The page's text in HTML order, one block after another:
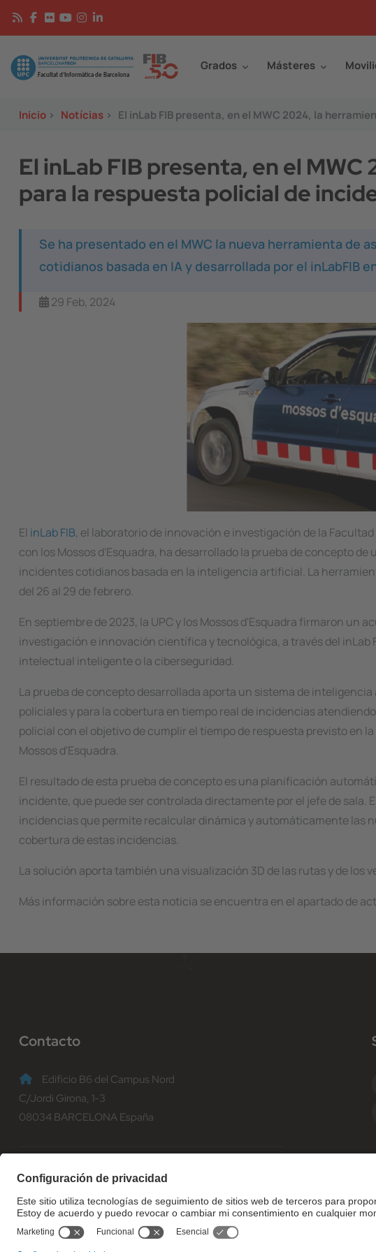
Pasar al contenido principal
Image Grados Másteres
Inicio > Notícias > El inLab FIB presenta, en el MWC 2024, la
El inLab FIB presenta, en el
para la respuesta policial de
Se ha presentado en el MWC la nueva herramienta de
cotidianos basada en IA y desarrollada por el inLabFIB
29 Feb, 2024
El inLab FIB, el laboratorio de innovación e investigación de la
con los Mossos d'Esquadra, ha desarrollado la prueba de concepto
incidentes cotidianos basada en la inteligencia artificial. La
del 26 al 29 de febrero.
En septiembre de 2023, la UPC y los Mossos d'Esquadra firmaron un
investigación e innovación científica y tecnológica, a través del inLab
intelectual inteligente o la ciberseguridad.
La prueba de concepto desarrollada aporta un sistema de
policiales y para la cobertura en tiempo real de incidencias
policial con el objetivo de cumplir el tiempo de respuesta previsto en
Mossos d'Esquadra.
El resultado de esta prueba de concepto es una planificación
incidente, que puede ser controlada directamente por el jefe de sala.
incidencias que permite recalcular dinámica y automáticamente las
cobertura de estas incidencias.
La solución aporta también una visualización 3D de las rutas y de los
Más información sobre esta noticia se encuentra en el apartado de
Contacto
Edificio B6 del Campus Nord
C/Jordi Girona, 1-3
08034 BARCELONA España
informacio@fib.upc.edu